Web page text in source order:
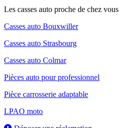
Les casses auto proche de chez vous
Casses auto Bouxwiller
Casses auto Strasbourg
Casses auto Colmar
Pièces auto pour professionnel
Pièce carrosserie adaptable
LPAO moto